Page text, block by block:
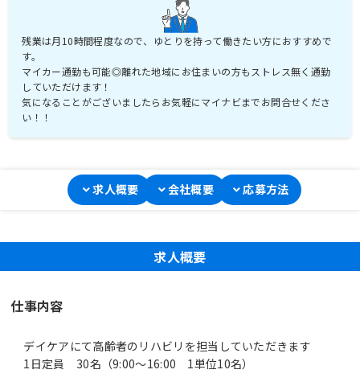
残業は月10時間程度なので、ゆとりを持って働きたい方におすすめで
す。
マイカー通勤も可能◎離れた地域にお住まいの方もストレス無く通勤
していただけます！
気になることがございましたらお気軽にマイナビまでお問合せくださ
い！！
求人概要 会社概要 応募方法
求人概要
仕事内容
デイケアにて高齢者のリハビリを担当していただきます
1日定員 30名（9:00～16:00 1単位10名）